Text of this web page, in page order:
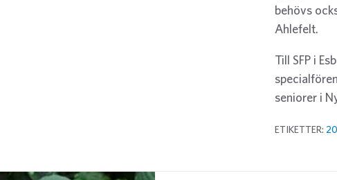
behövs
Ahlefelt.
Till SFP i
seniorer i
ETIKETTER: